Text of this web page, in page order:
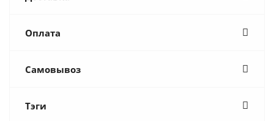
Оплата
Самовывоз
Тэги